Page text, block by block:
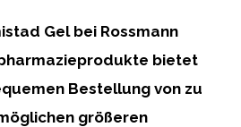
Gelbei Rossmann
bietet
Bestellung von zu
größeren